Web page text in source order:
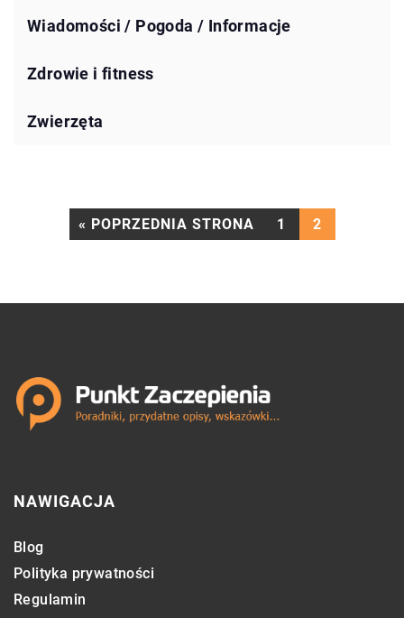
Wiadomości / Pogoda / Informacje
Zdrowie i fitness
Zwierzęta
« POPRZEDNIA STRONA 1 2
NAWIGACJA
Blog
Polityka prywatności
Regulamin